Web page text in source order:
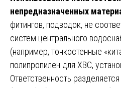
непредназначенных
фитингов, подводок, не
систем центрального
(например, тонкостенные
полипропилен для ХВС,
Ответственность